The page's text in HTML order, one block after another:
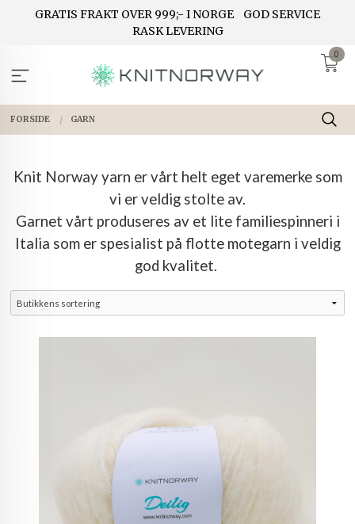
GRATIS FRAKT OVER 999;- I NORGE
GOD SERVICE
RASK LEVERING
0
FORSIDE GARN
Knit Norway yarn er vårt helt eget varemerke som
vi er veldig stolte av.
Garnet vårt produseres av et lite familiespinneri i
Italia som er spesialist på flotte motegarn i veldig
god kvalitet.